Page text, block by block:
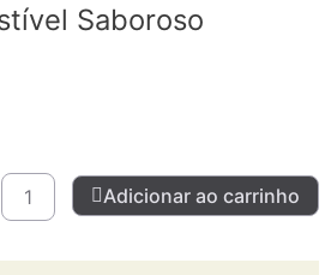
Saboroso
Gel
Hot
Saboroso
Adicionar ao carrinho